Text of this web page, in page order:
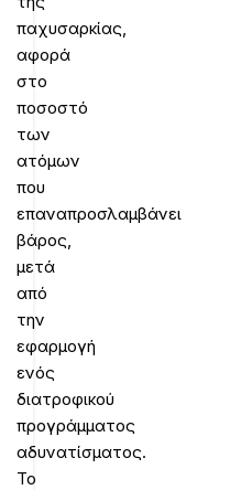
παχυσαρκίας,
αφορά
στο
ποσοστό
των
ατόμων
που
επαναπροσλαμβάνει
βάρος,
μετά
από
την
εφαρμογή
ενός
διατροφικού
προγράμματος
αδυνατίσματος.
Το